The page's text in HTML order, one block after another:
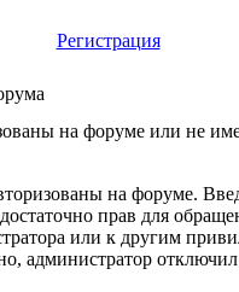
Регистрация
на форуме или не
на форуме.
прав для
или к другим
администратор